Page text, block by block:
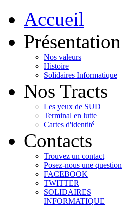
Accueil
Présentation
Nos valeurs
Histoire
Solidaires Informatique
Nos Tracts
Les yeux de SUD
Terminal en lutte
Cartes d'identité
Contacts
Trouvez un contact
Posez-nous une question
FACEBOOK
TWITTER
SOLIDAIRES
INFORMATIQUE